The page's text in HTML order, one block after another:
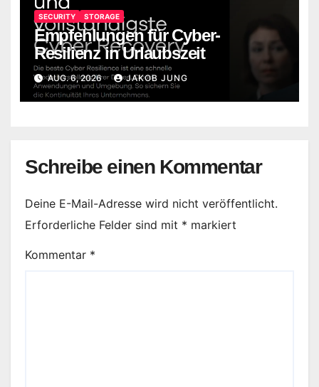
SECURITY STORAGE
Empfehlungen für Cyber-
Resilienz in Urlaubszeit
AUG. 6, 2026 JAKOB JUNG
Schreibe einen Kommentar
Deine E-Mail-Adresse wird nicht veröffentlicht.
Erforderliche Felder sind mit * markiert
Kommentar *